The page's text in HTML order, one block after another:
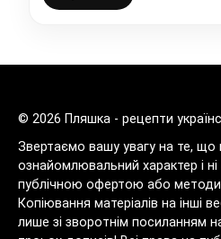
© 2026 Пляшка - рецепти
Звертаємо вашу увагу на те, що
ознайомлювальний характер і
публічною офертою або
Копіювання матеріалів на інші
лише зі зворотнім посиланням